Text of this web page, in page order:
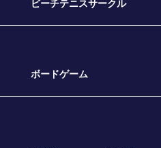
ビーチテニスサークル
ボードゲーム